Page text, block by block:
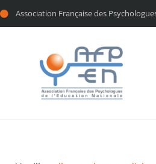
Association Française des